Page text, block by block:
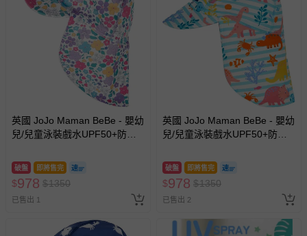
英國 JoJo Maman BeBe - 嬰幼
兒/兒童泳裝戲水UPF50+防曬
破盤 即將售完
$978 $1350
已售出 1
英國 JoJo Maman BeBe - 嬰幼
兒/兒童泳裝戲水UPF50+防曬
破盤 即將售完
$978 $1350
已售出 2